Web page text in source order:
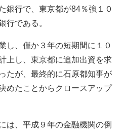
銀行で、東京都が84％強１０
行である。
し、僅か３年の短期間に１０
上し、東京都に追加出資を求
たが、最終的に石原都知事が
めたことからクロースアップ
は、平成９年の金融機関の倒